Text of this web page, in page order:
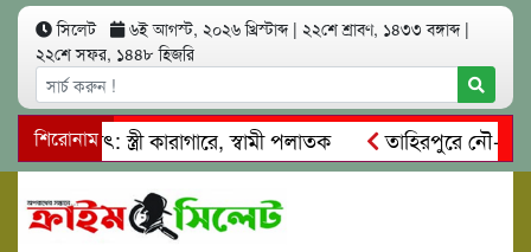
সিলেট ৬ই আগস্ট, ২০২৬ খ্রিস্টাব্দ | ২২শে শ্রাবণ, ১৪৩৩ বঙ্গাব্দ |
২২শে সফর, ১৪৪৮ হিজরি
শিরোনামস্ত্রী কারাগারে, স্বামী পলাতক
তাহিরপুরে নৌ-ধর্মঘট
মারধর
নগরীতে কোটি টাকার সম্পত্তি দখলের চেষ্টা: